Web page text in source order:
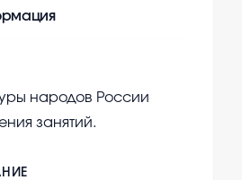
народов России
занятий.